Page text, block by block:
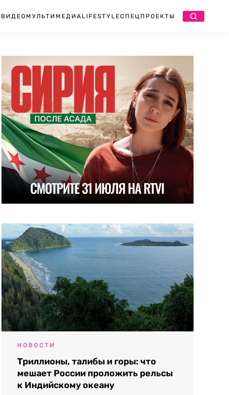
ВИДЕО МУЛЬТИМЕДИА LIFESTYLEСПЕЦПРОЕКТЫ
НОВОСТИ
Триллионы, талибы и горы: что
мешает России проложить рельсы
к Индийскому океану